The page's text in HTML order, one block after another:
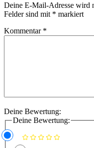
Deine E-Mail-Adresse wird
Felder sind mit * markiert
Kommentar *
Deine Bewertung:
Deine Bewertung: